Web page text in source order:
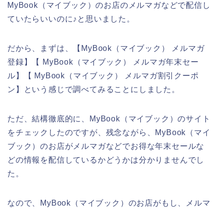
MyBook（マイブック）のお店のメルマガなどで配信し
ていたらいいのに♪と思いました。
だから、まずは、【MyBook（マイブック） メルマガ
登録】【 MyBook（マイブック） メルマガ年末セー
ル】【 MyBook（マイブック） メルマガ割引クーポ
ン】という感じで調べてみることにしました。
ただ、結構徹底的に、MyBook（マイブック）のサイト
をチェックしたのですが、残念ながら、MyBook（マイ
ブック）のお店がメルマガなどでお得な年末セールな
どの情報を配信しているかどうかは分かりませんでし
た。
なので、MyBook（マイブック）のお店がもし、メルマ